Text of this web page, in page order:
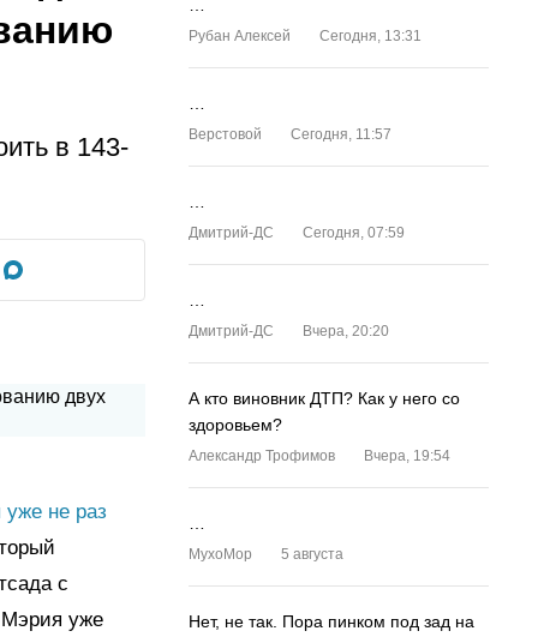
в 143-
не раз
с
уже
Рубан Алексей Сегодня, 13:31
Верстовой Сегодня, 11:57
Дмитрий-ДС Сегодня, 07:59
Дмитрий-ДС Вчера, 20:20
А кто виновник ДТП? Как у него со
здоровьем?
Александр Трофимов Вчера, 19:54
MyxoMop 5 августа
Нет, не так. Пора пинком под зад на